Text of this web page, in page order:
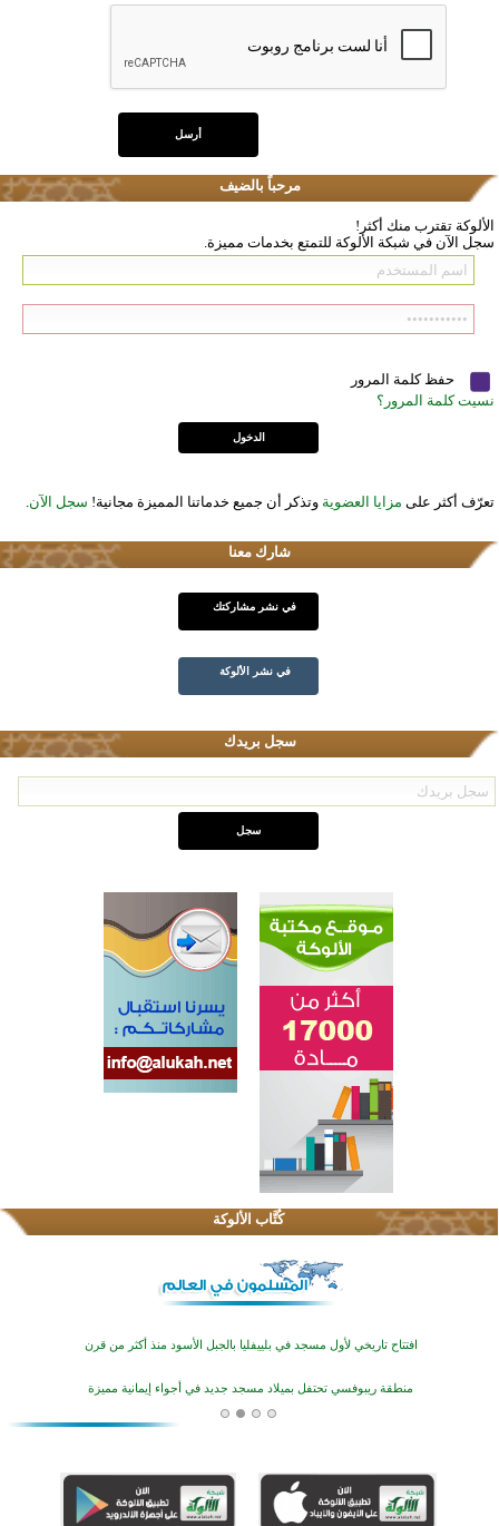
مرحباً بالضيف
الألوكة تقترب منك أكثر!
سجل الآن في شبكة الألوكة للتمتع بخدمات مميزة.
حفظ كلمة المرور
نسيت كلمة المرور؟
تعرّف أكثر على مزايا العضوية وتذكر أن جميع خدماتنا المميزة مجانية! سجل الآن
شارك معنا
في نشر مشاركتك
في نشر الألوكة
سجل بريدك
كُتَّاب الألوكة
اختتام الدورة التاسعة لمسابقة حفظ وتلاوة القرآن الكريم في أزناكاييف
تيسليتش تختتم برنامجا تعليميا لتعزيز القيم وبناء الشخصية للشباب المسلمين
اختتام منافسات قرآنية متميزة في بنغلاديش بمشاركة 3000 متسابق
أكبر مشروع إسلامي في ريف أستراليا يفتتح أبوابه بعد سنوات من العمل والعطاء
اختتام الدورة التاسعة لمسابقة حفظ وتلاوة القرآن الكريم في أزناكاييف